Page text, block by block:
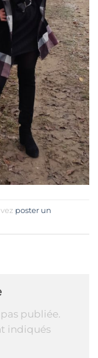
poster un
publiée.
indiqués